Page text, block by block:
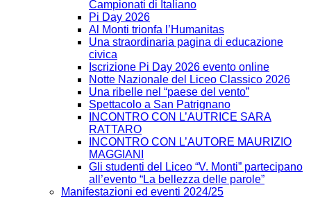
Campionati di Italiano
Pi Day 2026
Al Monti trionfa l’Humanitas
Una straordinaria pagina di educazione
civica
Iscrizione Pi Day 2026 evento online
Notte Nazionale del Liceo Classico 2026
Una ribelle nel “paese del vento”
Spettacolo a San Patrignano
INCONTRO CON L’AUTRICE SARA
RATTARO
INCONTRO CON L’AUTORE MAURIZIO
MAGGIANI
Gli studenti del Liceo “V. Monti” partecipano
all’evento “La bellezza delle parole”
Manifestazioni ed eventi 2024/25